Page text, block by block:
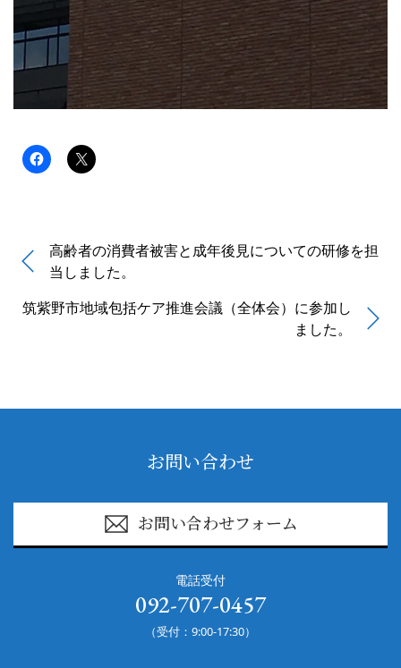
高齢者の消費者被害と成年後見についての研修を担
当しました。
筑紫野市地域包括ケア推進会議（全体会）に参加し
ました。
お問い合わせ
お問い合わせフォーム
電話受付
092-707-0457
（受付：9:00-17:30）